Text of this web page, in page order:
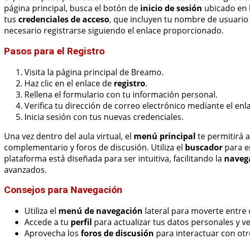
página principal, busca el botón de inicio de sesión ubicado en
tus credenciales de acceso, que incluyen tu nombre de
necesario registrarse siguiendo el enlace proporcionado.
Pasos para el Registro
Visita la página principal de Breamo.
Haz clic en el enlace de registro.
Rellena el formulario con tu información personal.
Verifica tu dirección de correo electrónico mediante el
Inicia sesión con tus nuevas credenciales.
Una vez dentro del aula virtual, el menú principal te permitirá
complementario y foros de discusión. Utiliza el buscador para
plataforma está diseñada para ser intuitiva, facilitando la
avanzados.
Consejos para Navegación
Utiliza el menú de navegación lateral para moverte entre
Accede a tu perfil para actualizar tus datos personales y
Aprovecha los foros de discusión para interactuar con